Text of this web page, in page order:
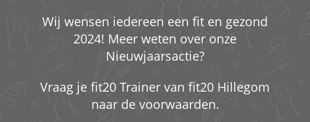
Wij wensen iedereen een fit en gezond
2024! Meer weten over onze
Nieuwjaarsactie?
Vraag je fit20 Trainer van fit20 Hillegom
naar de voorwaarden.